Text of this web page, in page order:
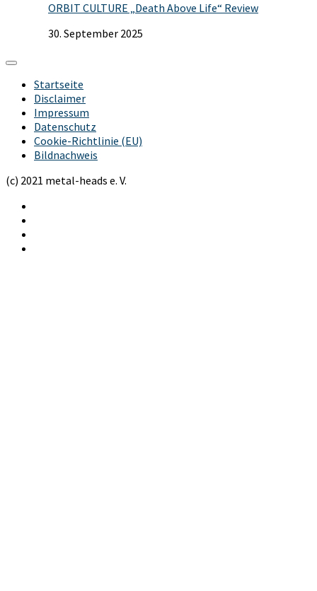
ORBIT CULTURE „Death Above Life“ Review
30. September 2025
Startseite
Disclaimer
Impressum
Datenschutz
Cookie-Richtlinie (EU)
Bildnachweis
(c) 2021 metal-heads e. V.